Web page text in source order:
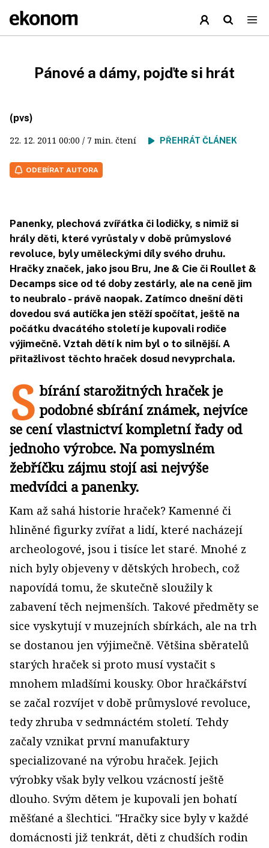
Pánové a dámy, pojďte si hrát
(pvs)
22. 12. 2011 00:00 / 7 min. čtení PŘEHRÁT ČLÁNEK
ODEBÍRAT AUTORA
Panenky, plechová zvířátka či lodičky, s nimiž si
hrály děti, které vyrůstaly v době průmyslové
revoluce, byly uměleckými díly svého druhu.
Hračky značek, jako jsou Bru, Jne & Cie či Roullet &
Decamps sice od té doby zestárly, ale na ceně jim
to neubralo - právě naopak. Zatímco dnešní děti
dovedou svá autíčka jen stěží spočítat, ještě na
počátku dvacátého století je kupovali rodiče
výjimečně. Vztah dětí k nim byl o to silnější. A
přitažlivost těchto hraček dosud nevyprchala.
S bírání starožitných hraček je
podobné sbírání známek, nejvíce
se cení vlastnictví kompletní řady od
jednoho výrobce. Na pomyslném
žebříčku zájmu stojí asi nejvýše
medvídci a panenky.
Kam až sahá historie hraček? Kamenné či
hliněné figurky zvířat a lidí, které nacházejí
archeologové, jsou i tisíce let staré. Mnohé z
nich byly objeveny v dětských hrobech, což
napovídá tomu, že skutečně sloužily k
zabavení těch nejmenších. Takové předměty se
sice vyskytují v muzejních sbírkách, ale na trh
se dostanou jen výjimečně. Většina sběratelů
starých hraček si proto musí vystačit s
mnohem mladšími kousky. Obor hračkářství
se začal rozvíjet v době průmyslové revoluce,
tedy zhruba v sedmnáctém století. Tehdy
začaly vznikat první manufaktury
specializované na výrobu hraček. Jejich
výrobky však byly velkou vzácností ještě
dlouho. Svým dětem je kupovali jen bohatí
měšťané a šlechtici. "Hračky sice byly v každé
domácnosti již tenkrát, děti z chudších rodin